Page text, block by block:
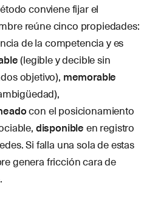
conviene fijar el
reúne cinco propiedades:
de la competencia y es
(legible y decible sin
objetivo), memorable
con el posicionamiento
disponibleen registro
Si falla una sola de estas
genera fricción cara de